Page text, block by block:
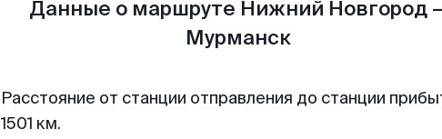
Данные о маршруте Нижний Новгород
Мурманск
Расстояние от станции отправления до станции
1501 км.